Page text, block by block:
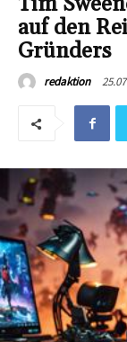
auf den
Gründers
redaktion